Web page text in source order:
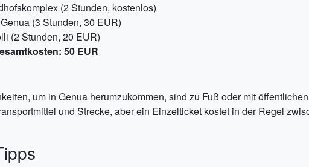
(2 Stunden, kostenlos)
(3 Stunden, 30 EUR)
(2 Stunden, 20 EUR)
50 EUR
um in Genua herumzukommen, sind zu Fuß oder mit
und Strecke, aber ein Einzelticket kostet in der Regel